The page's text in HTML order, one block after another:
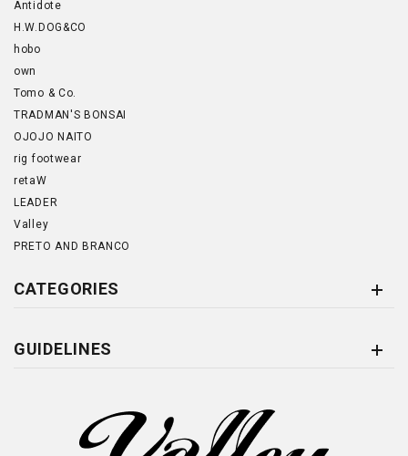
Antidote
H.W.DOG&CO
hobo
own
Tomo & Co.
TRADMAN'S BONSAI
OJOJO NAITO
rig footwear
retaW
LEADER
Valley
PRETO AND BRANCO
CATEGORIES
GUIDELINES